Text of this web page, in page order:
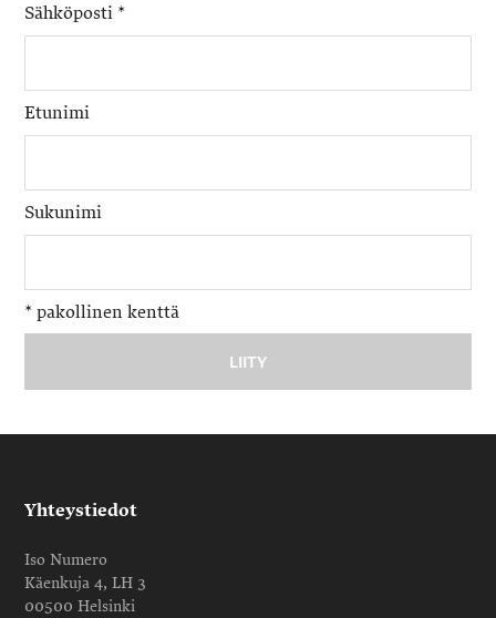
Sähköposti *
Etunimi
Sukunimi
* pakollinen kenttä
Yhteystiedot
Iso Numero
Käenkuja 4, LH 3
00500 Helsinki